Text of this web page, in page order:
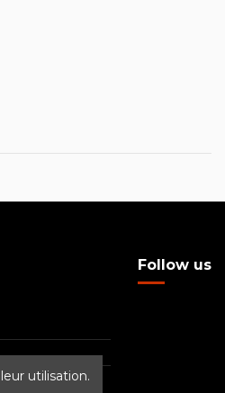
Follow us
utilisation.